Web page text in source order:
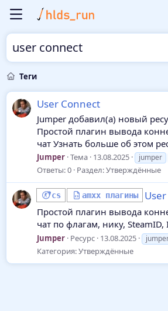
user connect
Теги
User Connect
Jumper добавил(а) новый
Простой плагин вывода
чат Узнать больше об этом
Jumper Тема 13.08.2025 jumper
Ответы: 0 Раздел:Утверждённые
cs amxx плагины
Простой плагин вывода
чат по флагам, нику, SteamID,
Jumper Ресурс 13.08.2025
Категория:Утверждённые